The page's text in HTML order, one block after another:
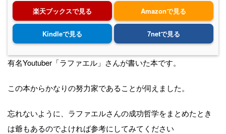
楽天ブックスで見る Amazonで見る
Kindleで見る 7netで見る
有名Youtuber「ラファエル」さんが書いた本です。
この本からかなりの努力家であることが伺えました。
忘れないように、ラファエルさんの成功哲学をまとめたとき
は爺もあるのでよければ参考にしてみてください